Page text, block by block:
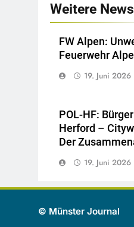
Weitere News
FW Alpen:
Feuerwehr
19. Juni 2026
POL-HF:
Herford –
Der
19. Juni 2026
© Münster Journal